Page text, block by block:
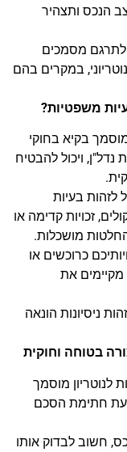
הנכס ותצהיר
לתרגם מסמכים
במקרים בהם
משפטיות?
בקיא בחוקי
ויכול להבטיח
לזהות בעיות
זכויות קדימה או
מושכלות.
כרוכשים או
מקיימים את
ניסיונות הונאה
בטוחה וחוקית
לנוטריון מוסמך
חתימת הסכם
חשוב לבדוק אותו